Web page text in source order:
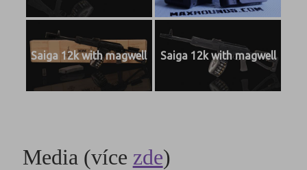
Saiga 12k with magwell Saiga 12k with magwell
Media (více zde)